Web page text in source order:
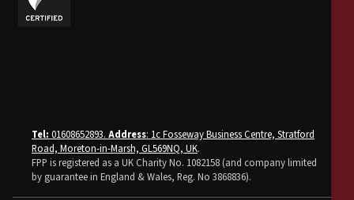
Tel: 01608652893. Address: 1c Fosseway Business Centre, Stratford
Road, Moreton-in-Marsh, GL569NQ, UK.
FPP is registered as a UK Charity No. 1082158 (and company limited
by guarantee in England & Wales, Reg. No 3868836).